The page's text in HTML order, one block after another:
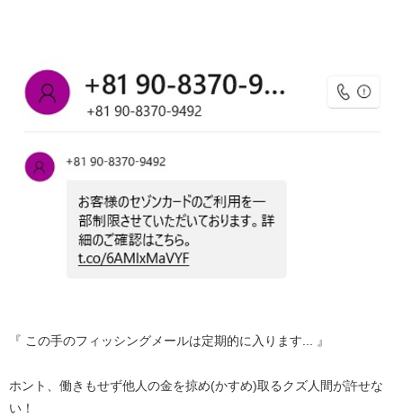
『 この手のフィッシングメールは定期的に入ります... 』
ホント、働きもせず他人の金を掠め(かすめ)取るクズ人間が許せな
い！